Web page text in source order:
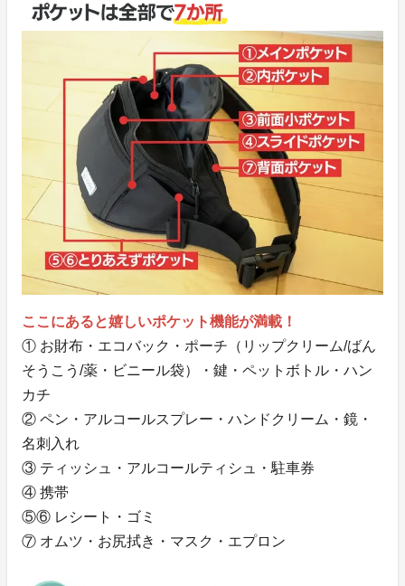
ここにあると嬉しいポケット機能が満載！
① お財布・エコバック・ポーチ（リップクリーム/ばん
そうこう/薬・ビニール袋）・鍵・ペットボトル・ハン
カチ
② ペン・アルコールスプレー・ハンドクリーム・鏡・
名刺入れ
③ ティッシュ・アルコールティシュ・駐車券
④ 携帯
⑤⑥ レシート・ゴミ
⑦ オムツ・お尻拭き・マスク・エプロン